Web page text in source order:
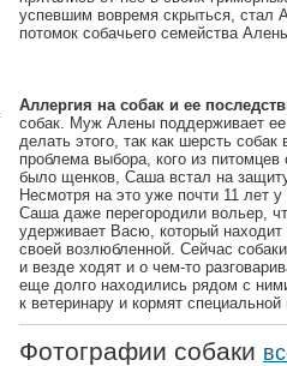
успевшим вовремя скрыться, стал
потомок собачьего семейства
Аллергия на собак и ее
собак. Муж Алены поддерживает
делать этого, так как шерсть
проблема выбора, кого из
было щенков, Саша встал на
Несмотря на это уже почти 11 лет
Саша даже перегородили вольер,
удерживает Васю, который
своей возлюбленной. Сейчас
и везде ходят и о чем-то
еще долго находились рядом с
к ветеринару и кормят
Фотографии собаки